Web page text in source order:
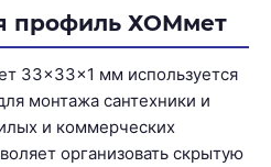
профиль ХОМмет
33×33×1 мм используется
монтажа сантехники и
и коммерческих
организовать скрытую